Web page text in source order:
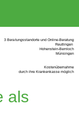
3 Beratungsstandorte und Online-Beratung
Reutlingen
Hohenstein-Bernloch
Münsingen
Kostenübernahme
durch ihre Krankenkasse möglich
als